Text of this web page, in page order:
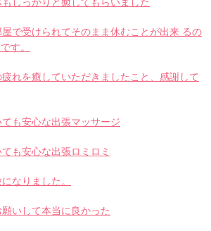
で受けられてそのまま休むことが出来 るの
す。
れを癒していただきましたこと、感謝して
も安心な出張マッサージ
も安心な出張ロミロミ
なりました。
いして本当に良かった